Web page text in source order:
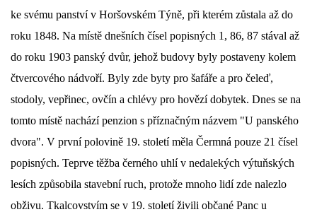
Kontakt:
tel. 773 916 275
--------------------------------------------------------------
Tento projekt je realizován za finanční podpory
města Domažlice.
© 2026 eStránky.cz |Aktualizováno: 17. 7. 2026|Nahoru ↑
ke svému panství v Horšovském Týně, při kterém zůstala až do
roku 1848. Na místě dnešních čísel popisných 1, 86, 87 stával až
do roku 1903 panský dvůr, jehož budovy byly postaveny kolem
čtvercového nádvoří. Byly zde byty pro šafáře a pro čeleď,
stodoly, vepřinec, ovčín a chlévy pro hovězí dobytek. Dnes se na
tomto místě nachází penzion s příznačným názvem "U panského
dvora". V první polovině 19. století měla Čermná pouze 21 čísel
popisných. Teprve těžba černého uhlí v nedalekých výtuňských
lesích způsobila stavební ruch, protože mnoho lidí zde nalezlo
obživu. Tkalcovstvím se v 19. století živili občané Panc u